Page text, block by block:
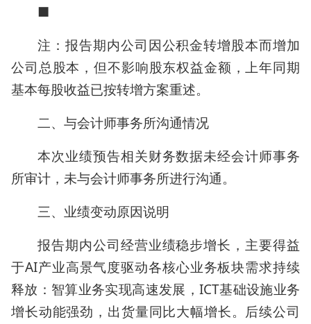
■
注：报告期内公司因公积金转增股本而增加
公司总股本，但不影响股东权益金额，上年同期
基本每股收益已按转增方案重述。
二、与会计师事务所沟通情况
本次业绩预告相关财务数据未经会计师事务
所审计，未与会计师事务所进行沟通。
三、业绩变动原因说明
报告期内公司经营业绩稳步增长，主要得益
于AI产业高景气度驱动各核心业务板块需求持续
释放：智算业务实现高速发展，ICT基础设施业务
增长动能强劲，出货量同比大幅增长。后续公司